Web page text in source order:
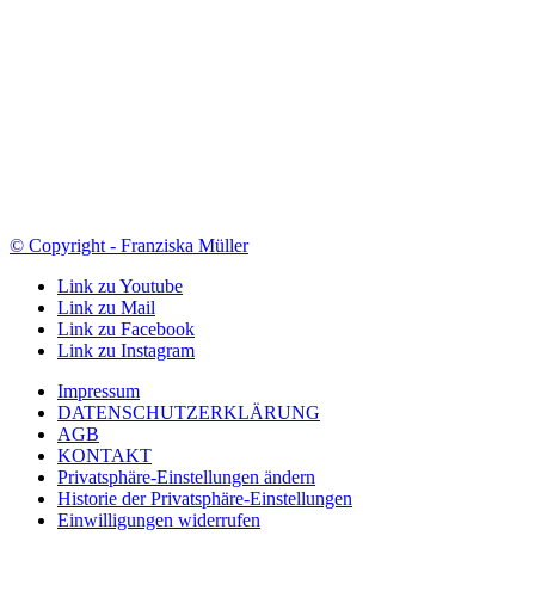
© Copyright - Franziska Müller
Link zu Youtube
Link zu Mail
Link zu Facebook
Link zu Instagram
Impressum
DATENSCHUTZERKLÄRUNG
AGB
KONTAKT
Privatsphäre-Einstellungen ändern
Historie der Privatsphäre-Einstellungen
Einwilligungen widerrufen